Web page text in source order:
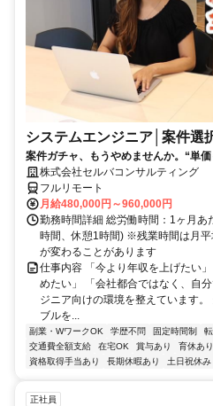
システムエンジニア│案件選
案件ガチャ、もうやめませんか。“単
株式会社セルバコンサルティング
フルリモート
月給480,000円～960,000円
勤務時間詳細 総労働時間：1ヶ月
時間、休憩1時間) ※残業時間は月
が変わることがあります
仕事内容 「今より年収を上げたい
めたい」 「会社都合ではなく、自
ジニア向けの環境を整えています
ブルを...
副業・WワークOK 学歴不問 固定時間制
交通費全額支給
在宅OK 賞与あり 育休あり
資格取得手当あり
長期休暇あり 土日祝休み
正社員